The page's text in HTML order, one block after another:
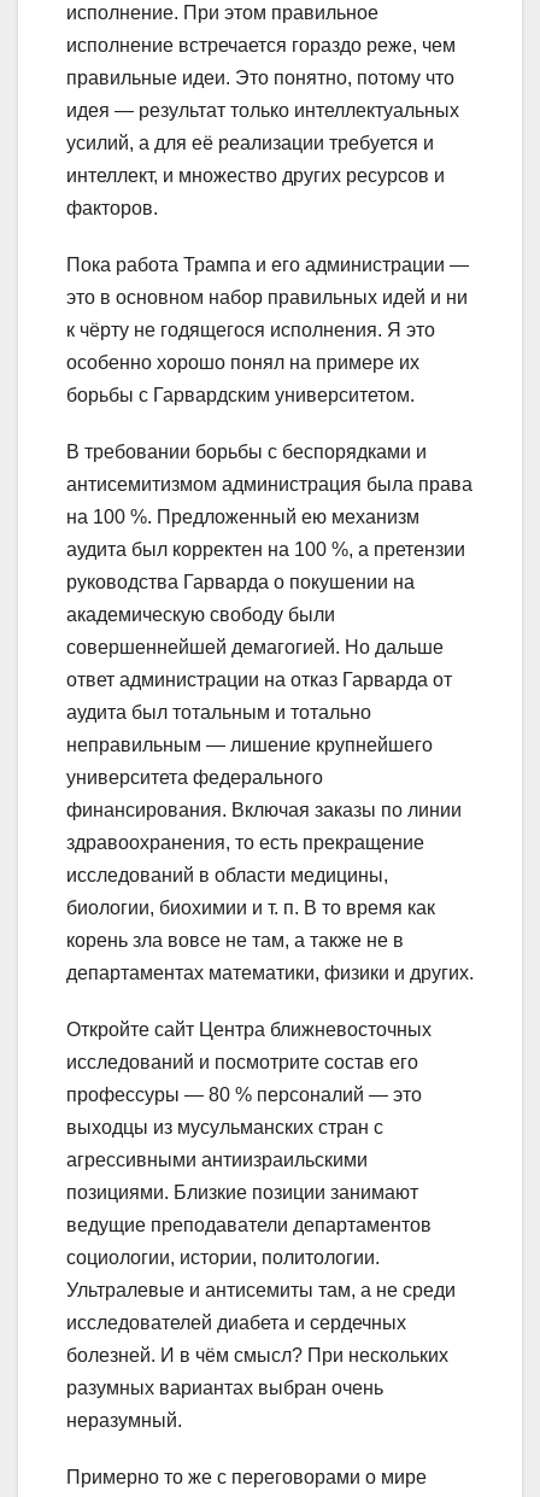
исполнение. При этом правильное
исполнение встречается гораздо реже, чем
правильные идеи. Это понятно, потому что
идея — результат только интеллектуальных
усилий, а для её реализации требуется и
интеллект, и множество других ресурсов и
факторов.
Пока работа Трампа и его администрации —
это в основном набор правильных идей и ни
к чёрту не годящегося исполнения. Я это
особенно хорошо понял на примере их
борьбы с Гарвардским университетом.
В требовании борьбы с беспорядками и
антисемитизмом администрация была права
на 100 %. Предложенный ею механизм
аудита был корректен на 100 %, а претензии
руководства Гарварда о покушении на
академическую свободу были
совершеннейшей демагогией. Но дальше
ответ администрации на отказ Гарварда от
аудита был тотальным и тотально
неправильным — лишение крупнейшего
университета федерального
финансирования. Включая заказы по линии
здравоохранения, то есть прекращение
исследований в области медицины,
биологии, биохимии и т. п. В то время как
корень зла вовсе не там, а также не в
департаментах математики, физики и других.
Откройте сайт Центра ближневосточных
исследований и посмотрите состав его
профессуры — 80 % персоналий — это
выходцы из мусульманских стран с
агрессивными антиизраильскими
позициями. Близкие позиции занимают
ведущие преподаватели департаментов
социологии, истории, политологии.
Ультралевые и антисемиты там, а не среди
исследователей диабета и сердечных
болезней. И в чём смысл? При нескольких
разумных вариантах выбран очень
неразумный.
Примерно то же с переговорами о мире